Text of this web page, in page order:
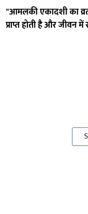
"आमलकी एकादशी का
प्राप्त होती है और जीवन